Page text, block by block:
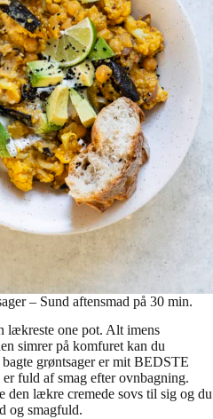
– Sund aftensmad på 30 min.
lækreste one pot. Alt imens
simrer på komfuret kan du
grøntsager er mit BEDSTE
fuld af smag efter ovnbagning.
den lækre cremede sovs til sig og du
og smagfuld.